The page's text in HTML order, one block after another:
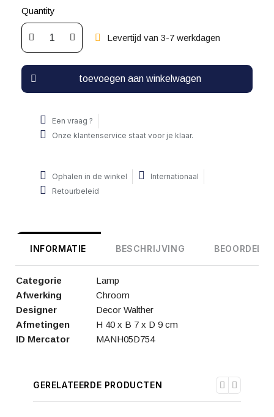
Quantity
Levertijd van 3-7 werkdagen
toevoegen aan winkelwagen
Een vraag ?
Onze klantenservice staat voor je klaar.
Ophalen in de winkel
Internationaal
Retourbeleid
INFORMATIE BESCHRIJVING
Categorie
Lamp
Afwerking
Chroom
Designer
Decor Walther
Afmetingen
H 40 x B 7 x D 9 cm
ID Mercator
MANH05D754
GERELATEERDE PRODUCTEN